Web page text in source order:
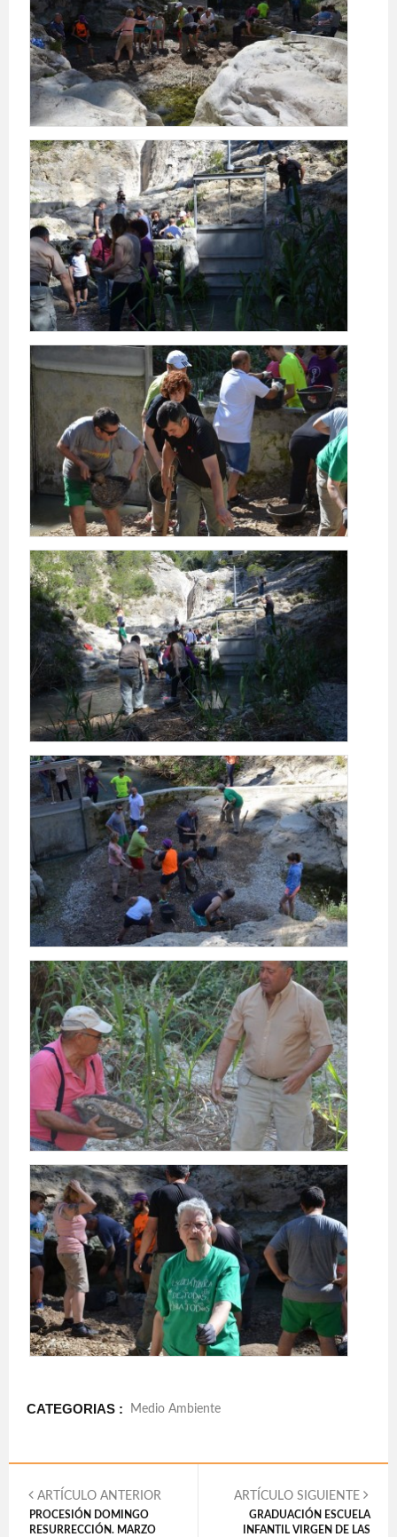
CATEGORIAS : Medio Ambiente
ARTÍCULO ANTERIOR
PROCESIÓN DOMINGO
RESURRECCIÓN. MARZO
ARTÍCULO SIGUIENTE
GRADUACIÓN ESCUELA
INFANTIL VIRGEN DE LAS